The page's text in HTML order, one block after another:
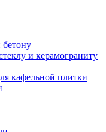
и керамограниту
кафельной плитки